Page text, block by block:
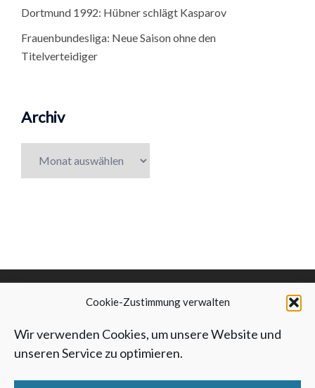
Cookie-Zustimmung verwalten
Wir verwenden Cookies, um unsere Website und
unseren Service zu optimieren.
Dortmund 1992: Hübner schlägt Kasparov
Frauenbundesliga: Neue Saison ohne den
Titelverteidiger
Archiv
IMPRESSUMIDATENSCHUTZ